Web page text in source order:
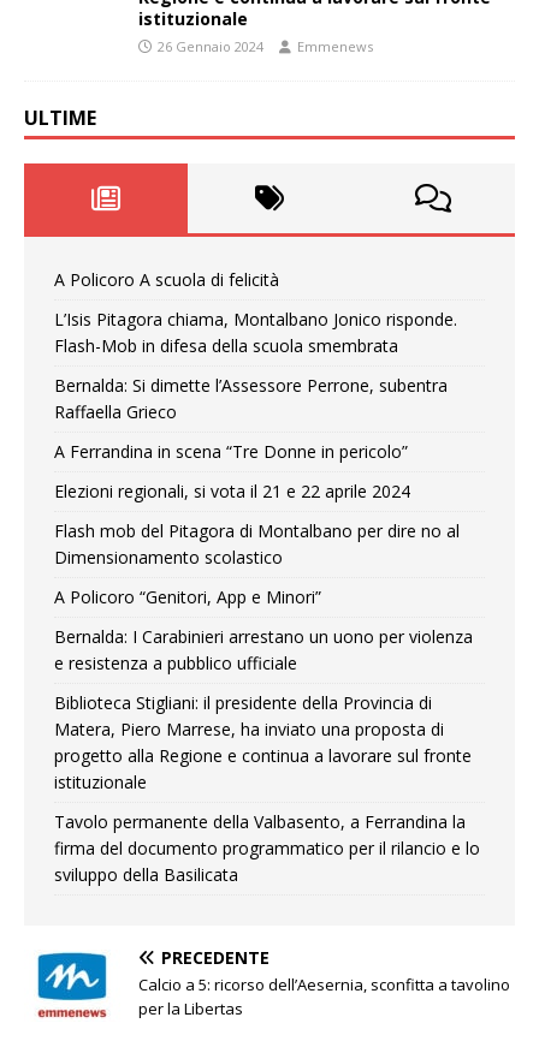
istituzionale
26 Gennaio 2024 Emmenews
ULTIME
A Policoro A scuola di felicità
L’Isis Pitagora chiama, Montalbano Jonico risponde.
Flash-Mob in difesa della scuola smembrata
Bernalda: Si dimette l’Assessore Perrone, subentra
Raffaella Grieco
A Ferrandina in scena “Tre Donne in pericolo”
Elezioni regionali, si vota il 21 e 22 aprile 2024
Flash mob del Pitagora di Montalbano per dire no al
Dimensionamento scolastico
A Policoro “Genitori, App e Minori”
Bernalda: I Carabinieri arrestano un uono per violenza
e resistenza a pubblico ufficiale
Biblioteca Stigliani: il presidente della Provincia di
Matera, Piero Marrese, ha inviato una proposta di
progetto alla Regione e continua a lavorare sul fronte
istituzionale
Tavolo permanente della Valbasento, a Ferrandina la
firma del documento programmatico per il rilancio e lo
sviluppo della Basilicata
PRECEDENTE
Calcio a 5: ricorso dell’Aesernia, sconfitta a tavolino
per la Libertas